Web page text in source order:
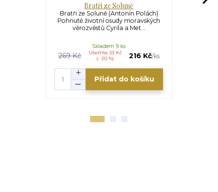
Bratři ze Soluně
Bratři ze Soluně (Antonín Polách)
Pohnuté životní osudy moravských
věrozvěstů Cyrila a Met...
269 Kč
Ušetříte 53 Kč
(- 20 %)
216 Kč/ks
Skladem 9 ks
Přidat do košíku
Novéna